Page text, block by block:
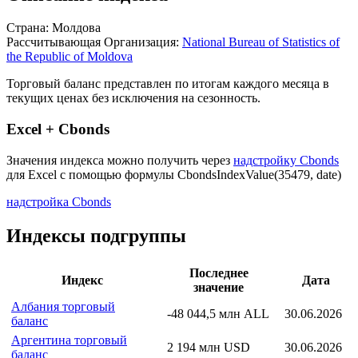
Страна: Молдова
Рассчитывающая Организация: National Bureau of Statistics of
the Republic of Moldova
Торговый баланс представлен по итогам каждого месяца в
текущих ценах без исключения на сезонность.
Excel + Cbonds
Значения индекса можно получить через надстройку Cbonds
для Excel с помощью формулы CbondsIndexValue(35479, date)
надстройка Cbonds
Индексы подгруппы
Индекс
Последнее
значение
Дата
Албания торговый
баланс
-48 044,5 млн ALL
30.06.2026
Аргентина торговый
баланс
2 194 млн USD
30.06.2026